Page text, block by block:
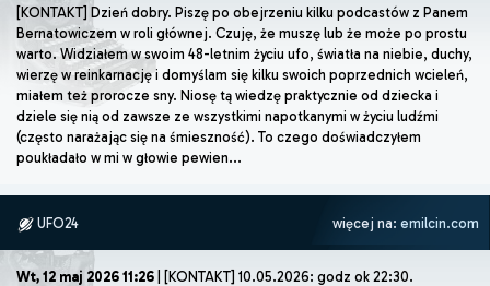
[KONTAKT] Dzień dobry. Piszę po obejrzeniu kilku podcastów z Panem
Bernatowiczem w roli głównej. Czuję, że muszę lub że może po prostu
warto. Widziałem w swoim 48-letnim życiu ufo, światła na niebie, duchy,
wierzę w reinkarnację i domyślam się kilku swoich poprzednich wcieleń,
miałem też prorocze sny. Niosę tą wiedzę praktycznie od dziecka i
dziele się nią od zawsze ze wszystkimi napotkanymi w życiu ludźmi
(często narażając się na śmieszność). To czego doświadczyłem
poukładało w mi w głowie pewien...
UFO24 więcej na: emilcin.com
Wt, 12 maj 2026 11:26 | [KONTAKT] 10.05.2026: godz ok 22:30.